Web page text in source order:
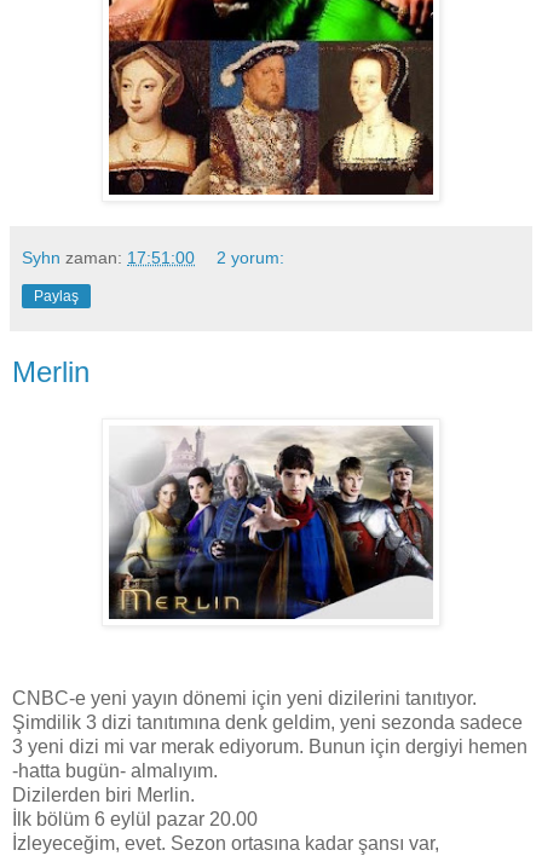
Syhn zaman: 17:51:00 2 yorum:
Paylaş
Merlin
CNBC-e yeni yayın dönemi için yeni dizilerini tanıtıyor.
Şimdilik 3 dizi tanıtımına denk geldim, yeni sezonda sadece
3 yeni dizi mi var merak ediyorum. Bunun için dergiyi hemen
-hatta bugün- almalıyım.
Dizilerden biri Merlin.
İlk bölüm 6 eylül pazar 20.00
İzleyeceğim, evet. Sezon ortasına kadar şansı var,